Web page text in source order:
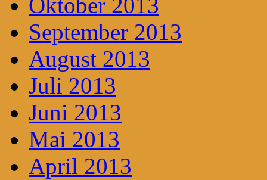
Oktober 2013
September 2013
August 2013
Juli 2013
Juni 2013
Mai 2013
April 2013